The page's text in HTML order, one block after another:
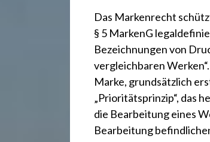
Das Markenrecht
§ 5 MarkenG
Bezeichnungen von
vergleichbaren
Marke, grundsätzlich
„Prioritätsprinzip“, das
die Bearbeitung eines
Bearbeitung